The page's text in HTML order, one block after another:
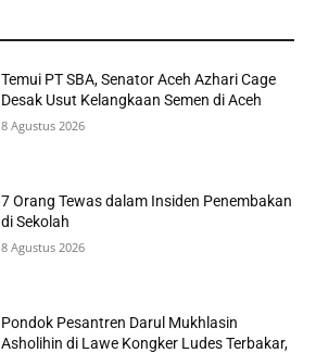
Temui PT SBA, Senator Aceh Azhari Cage
Desak Usut Kelangkaan Semen di Aceh
8 Agustus 2026
7 Orang Tewas dalam Insiden Penembakan
di Sekolah
8 Agustus 2026
Pondok Pesantren Darul Mukhlasin
Asholihin di Lawe Kongker Ludes Terbakar,